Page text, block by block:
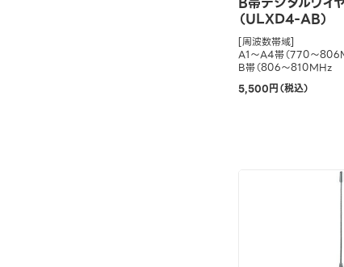
（ULXD4-AB）
[周波数帯域]
A1～A4帯（770～
B帯（806～810MHz
5,500円（税込）